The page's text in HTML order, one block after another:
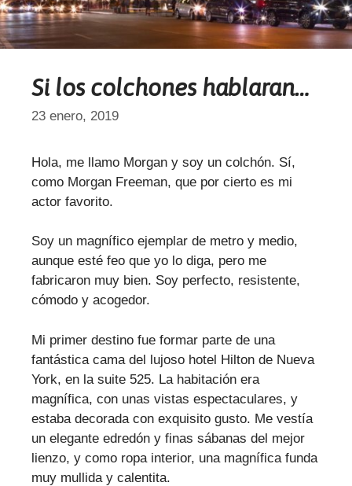
Si los colchones hablaran…
23 enero, 2019
Hola, me llamo Morgan y soy un colchón. Sí,
como Morgan Freeman, que por cierto es mi
actor favorito.
Soy un magnífico ejemplar de metro y medio,
aunque esté feo que yo lo diga, pero me
fabricaron muy bien. Soy perfecto, resistente,
cómodo y acogedor.
Mi primer destino fue formar parte de una
fantástica cama del lujoso hotel Hilton de Nueva
York, en la suite 525. La habitación era
magnífica, con unas vistas espectaculares, y
estaba decorada con exquisito gusto. Me vestía
un elegante edredón y finas sábanas del mejor
lienzo, y como ropa interior, una magnífica funda
muy mullida y calentita.